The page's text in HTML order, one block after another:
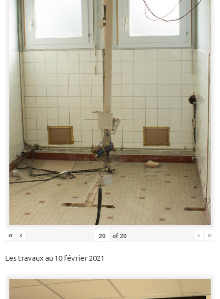
« ‹ of20 › »
Les travaux au 10 février 2021